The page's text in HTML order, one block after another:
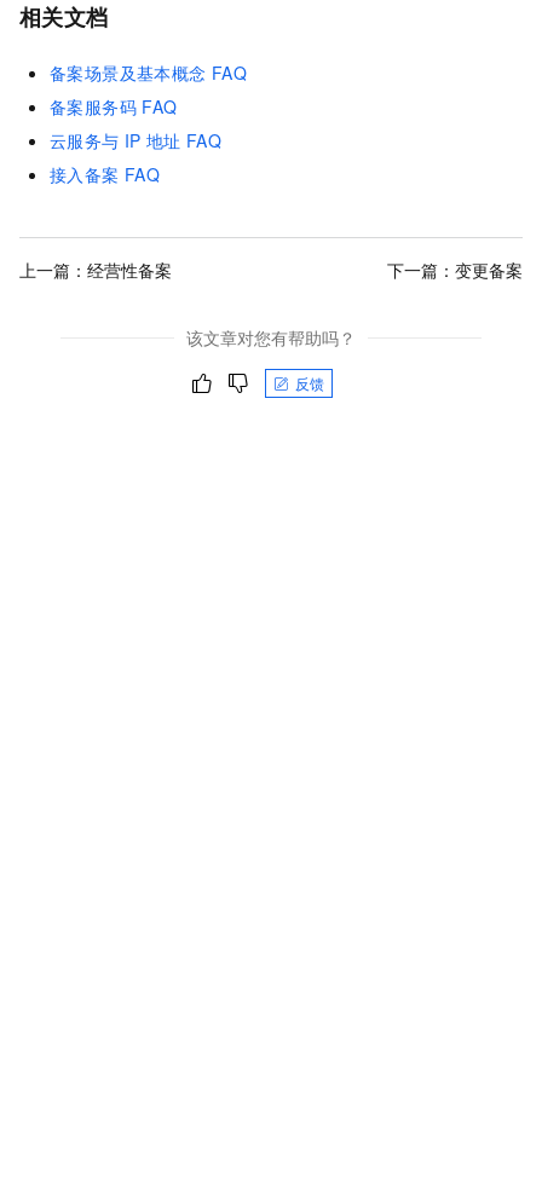
相关文档
备案场景及基本概念 FAQ
备案服务码 FAQ
云服务与 IP 地址 FAQ
接入备案 FAQ
上一篇： 经营性备案 下一篇： 变更备案
该文章对您有帮助吗？
反馈